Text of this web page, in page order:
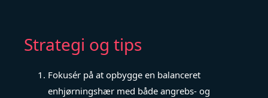
Strategi og tips
Fokusér på at opbygge en balanceret
enhjørningshær med både angrebs- og